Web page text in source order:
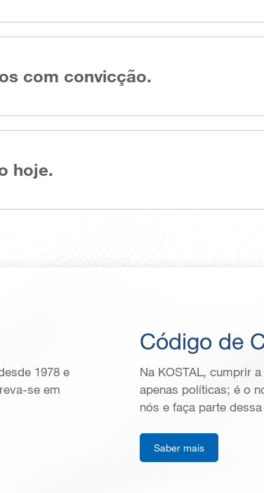
com convicção.
hoje.
1978 e
se em
Código de
Na KOSTAL, cumprir
apenas políticas; é o
nós e faça parte
Saber mais